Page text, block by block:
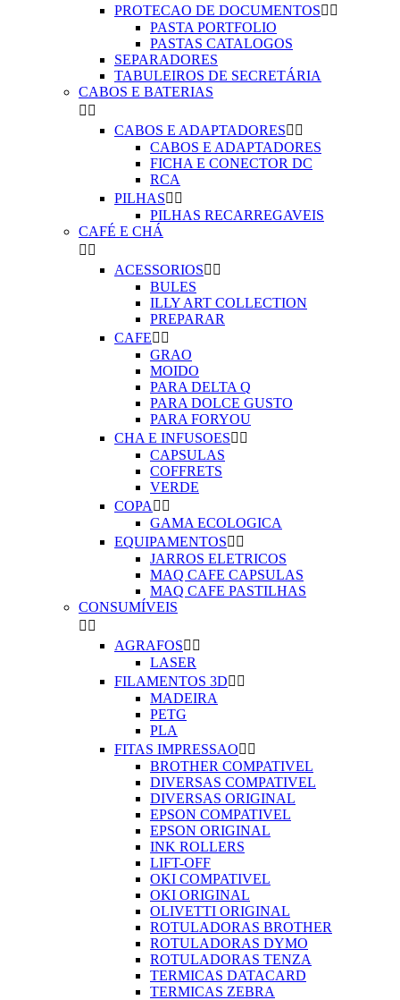
PROTECAO DE DOCUMENTOS 
PASTA PORTFOLIO
PASTAS CATALOGOS
SEPARADORES
TABULEIROS DE SECRETÁRIA
CABOS E BATERIAS
 
CABOS E ADAPTADORES 
CABOS E ADAPTADORES
FICHA E CONECTOR DC
RCA
PILHAS 
PILHAS RECARREGAVEIS
CAFÉ E CHÁ
 
ACESSORIOS 
BULES
ILLY ART COLLECTION
PREPARAR
CAFE 
GRAO
MOIDO
PARA DELTA Q
PARA DOLCE GUSTO
PARA FORYOU
CHA E INFUSOES 
CAPSULAS
COFFRETS
VERDE
COPA  
GAMA ECOLOGICA
EQUIPAMENTOS 
JARROS ELETRICOS
MAQ CAFE CAPSULAS
MAQ CAFE PASTILHAS
CONSUMÍVEIS
 
AGRAFOS 
LASER
FILAMENTOS 3D 
MADEIRA
PETG
PLA
FITAS IMPRESSAO 
BROTHER COMPATIVEL
DIVERSAS COMPATIVEL
DIVERSAS ORIGINAL
EPSON COMPATIVEL
EPSON ORIGINAL
INK ROLLERS
LIFT-OFF
OKI COMPATIVEL
OKI ORIGINAL
OLIVETTI ORIGINAL
ROTULADORAS BROTHER
ROTULADORAS DYMO
ROTULADORAS TENZA
TERMICAS DATACARD
TERMICAS ZEBRA